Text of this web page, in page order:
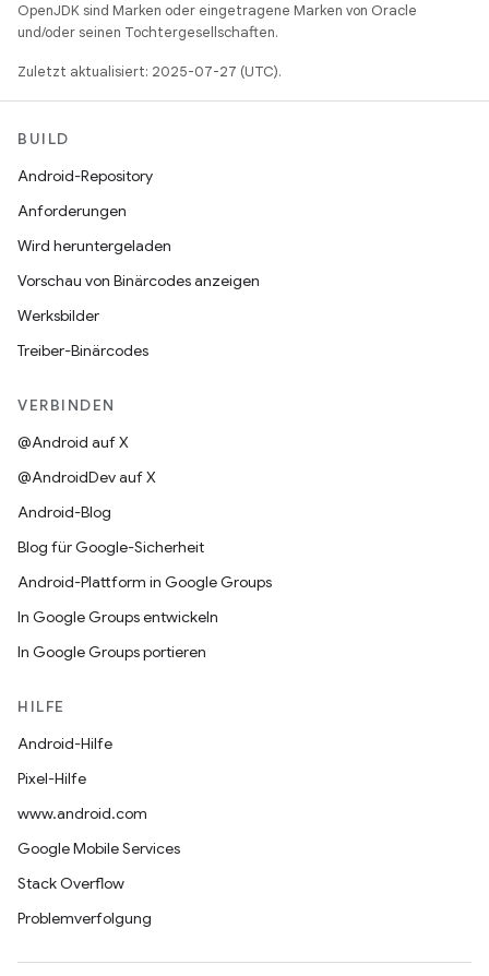
OpenJDK sind Marken oder eingetragene Marken von Oracle
und/oder seinen Tochtergesellschaften.
Zuletzt aktualisiert: 2025-07-27 (UTC).
BUILD
Android-Repository
Anforderungen
Wird heruntergeladen
Vorschau von Binärcodes anzeigen
Werksbilder
Treiber-Binärcodes
VERBINDEN
@Android auf X
@AndroidDev auf X
Android-Blog
Blog für Google-Sicherheit
Android-Plattform in Google Groups
In Google Groups entwickeln
In Google Groups portieren
HILFE
Android-Hilfe
Pixel-Hilfe
www.android.com
Google Mobile Services
Stack Overflow
Problemverfolgung